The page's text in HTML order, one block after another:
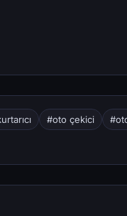
#oto çekici